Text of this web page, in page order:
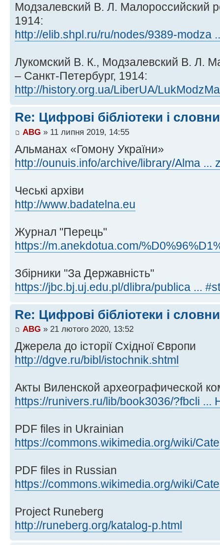
Модзалевский В. Л. Малороссийский
1914:
http://elib.shpl.ru/ru/nodes/9389-modza
Лукомский В. К., Модзалевский В. Л.
– Санкт-Петербург, 1914:
http://history.org.ua/LiberUA/
Re: Цифрові бібліотеки і
ABG » 11 липня 2019, 14:55
Альманах «Гомону України»
http://ounuis.info/archive/library/Alma ...
Чеські архіви
http://www.badatelna.eu
Журнал "Перець"
https://m.anekdotua.com/
Збірники "За Державність"
https://jbc.bj.uj.edu.pl/dlibra/publica ...
Re: Цифрові бібліотеки і
ABG » 21 лютого 2020, 13:52
Джерела до історії Східної Європи
http://dgve.ru/bibl/istochnik.shtml
Акты Виленской археографической
https://runivers.ru/lib/book3036/?fbcli ...
PDF files in Ukrainian
https://commons.wikimedia.org/wiki/
PDF files in Russian
https://commons.wikimedia.org/wiki/
Project Runeberg
http://runeberg.org/katalog-p.html